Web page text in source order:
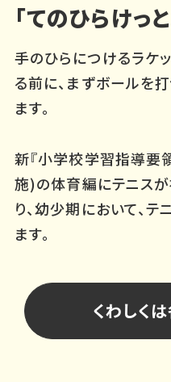
「てのひらけっ
手のひらにつけるラケ
る前に、まずボールを
ます。
新『小学校学習指導要
施)の体育編にテニス
り、幼少期において、
ます。
くわしく